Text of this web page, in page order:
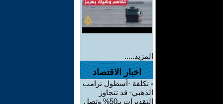
المزيد.....
اخبار الاقتصاد
- تكلفة -أسطول ترامب
الذهبي- قد تتجاوز
التقديرات بـ50% وتصل